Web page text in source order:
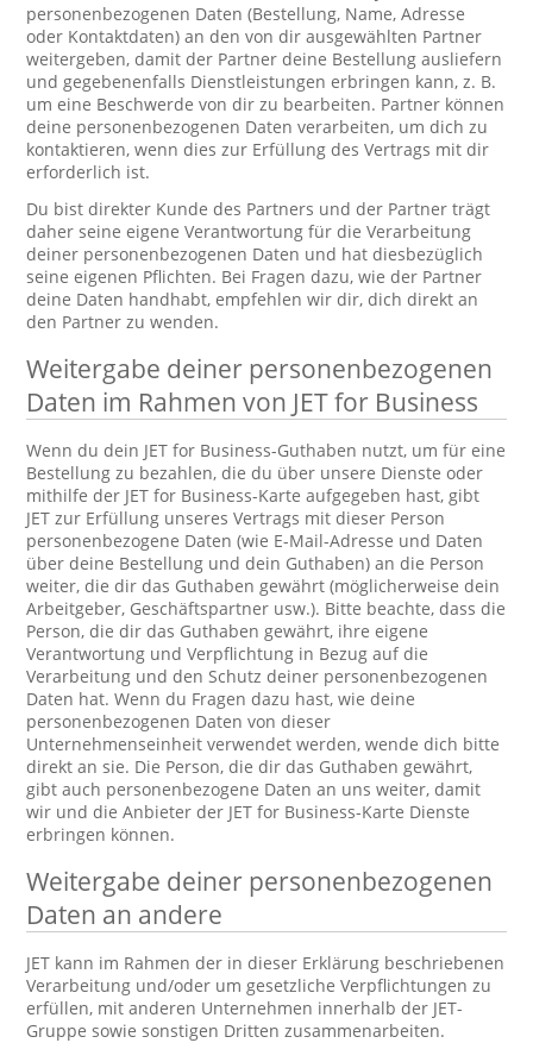
personenbezogenen Daten (Bestellung, Name, Adresse
oder Kontaktdaten) an den von dir ausgewählten Partner
weitergeben, damit der Partner deine Bestellung ausliefern
und gegebenenfalls Dienstleistungen erbringen kann, z. B.
um eine Beschwerde von dir zu bearbeiten. Partner können
deine personenbezogenen Daten verarbeiten, um dich zu
kontaktieren, wenn dies zur Erfüllung des Vertrags mit dir
erforderlich ist.
Du bist direkter Kunde des Partners und der Partner trägt
daher seine eigene Verantwortung für die Verarbeitung
deiner personenbezogenen Daten und hat diesbezüglich
seine eigenen Pflichten. Bei Fragen dazu, wie der Partner
deine Daten handhabt, empfehlen wir dir, dich direkt an
den Partner zu wenden.
Weitergabe deiner personenbezogenen
Daten im Rahmen von JET for Business
Wenn du dein JET for Business-Guthaben nutzt, um für eine
Bestellung zu bezahlen, die du über unsere Dienste oder
mithilfe der JET for Business-Karte aufgegeben hast, gibt
JET zur Erfüllung unseres Vertrags mit dieser Person
personenbezogene Daten (wie E-Mail-Adresse und Daten
über deine Bestellung und dein Guthaben) an die Person
weiter, die dir das Guthaben gewährt (möglicherweise dein
Arbeitgeber, Geschäftspartner usw.). Bitte beachte, dass die
Person, die dir das Guthaben gewährt, ihre eigene
Verantwortung und Verpflichtung in Bezug auf die
Verarbeitung und den Schutz deiner personenbezogenen
Daten hat. Wenn du Fragen dazu hast, wie deine
personenbezogenen Daten von dieser
Unternehmenseinheit verwendet werden, wende dich bitte
direkt an sie. Die Person, die dir das Guthaben gewährt,
gibt auch personenbezogene Daten an uns weiter, damit
wir und die Anbieter der JET for Business-Karte Dienste
erbringen können.
Weitergabe deiner personenbezogenen
Daten an andere
JET kann im Rahmen der in dieser Erklärung beschriebenen
Verarbeitung und/oder um gesetzliche Verpflichtungen zu
erfüllen, mit anderen Unternehmen innerhalb der JET-
Gruppe sowie sonstigen Dritten zusammenarbeiten.